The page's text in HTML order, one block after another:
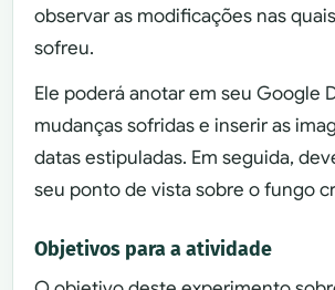
observar as modificações nas
sofreu.
Ele poderá anotar em seu Google
mudanças sofridas e inserir as
datas estipuladas. Em seguida,
seu ponto de vista sobre o fungo
Objetivos para a atividade